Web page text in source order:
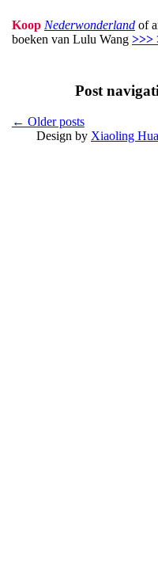
Koop Nederwonderlandof
boeken van Lulu Wang >>>
Post
← Older posts
Design by Xiaoling